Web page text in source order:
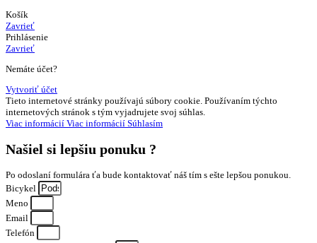
Košík
Zavrieť
Prihlásenie
Zavrieť
Nemáte účet?
Vytvoriť účet
Tieto internetové stránky používajú súbory cookie. Používaním týchto
internetových stránok s tým vyjadrujete svoj súhlas.
Viac informácií Viac informácií Súhlasím
Našiel si lepšiu ponuku ?
Po odoslaní formulára ťa bude kontaktovať náš tím s ešte lepšou ponukou.
Bicykel
Meno
Email
Telefón